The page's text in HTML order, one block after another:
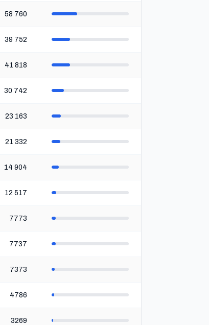
58 760
39 752
41 818
30 742
23 163
21 332
14 904
12 517
7773
7737
7373
4786
3269